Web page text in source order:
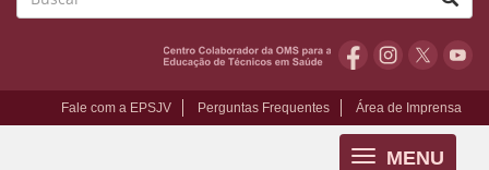
Fale com a EPSJV Perguntas Frequentes Área de Imprensa
MENU
Toggle